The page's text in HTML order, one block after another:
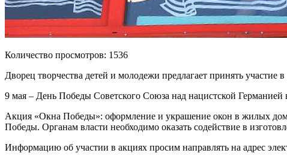
Количество просмотров: 1536
Дворец творчества детей и молодежи предлагает принять
9 мая – День Победы Советского Союза над нацистской
Акция «Окна Победы»: оформление и украшение окон в жилых
Победы. Органам власти необходимо оказать содействие в
Информацию об участии в акциях просим направлять на адрес